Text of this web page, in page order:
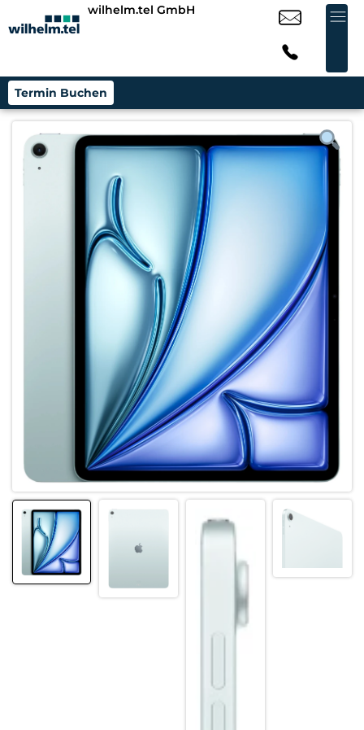
wilhelm.tel GmbH
Termin Buchen